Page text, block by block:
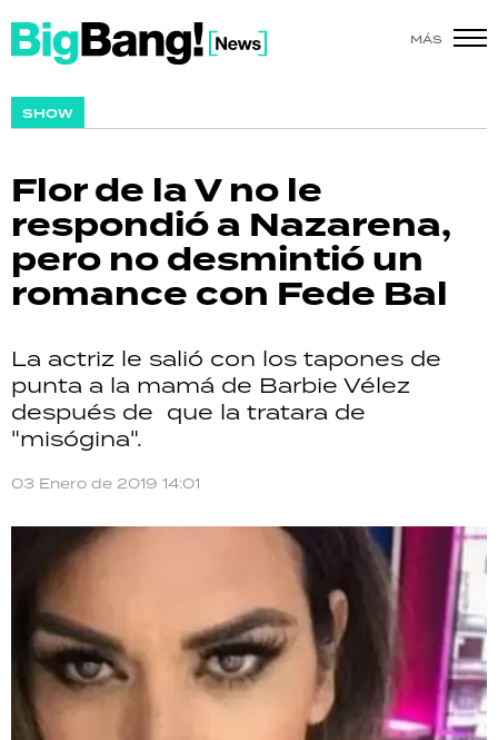
MÁS
SHOW
Flor de la V no le
respondió a Nazarena,
pero no desmintió un
romance con Fede Bal
La actriz le salió con los tapones de
punta a la mamá de Barbie Vélez
después de que la tratara de
"misógina".
03 Enero de 2019 14:01
SHOW
ACTUALIDAD
POLICIALES
ECONOMÍA
GRAN HERMANO
SALUD
DEPORTES
TECNOLOGÍA
RECETAS
PALABRAS
HORÓSCOPO